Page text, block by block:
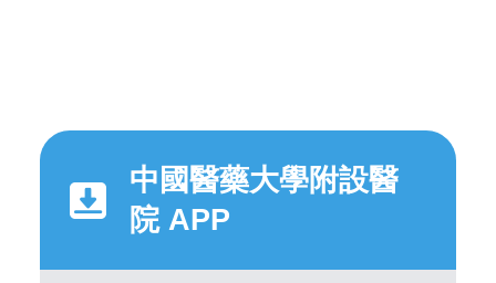
中國醫藥大學附設醫
院 APP